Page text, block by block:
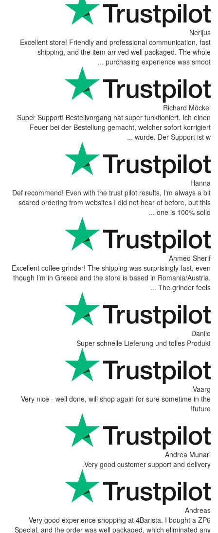
Excellent store! Friendly and
shipping, and the item arrived
Super Support! Bestellvorgang hat
Feuer bei der Bestellung
Def recommend! Even with the trust
scared ordering from websites I did
Excellent coffee grinder! The shipping
though I’m in Greece and the store is
Super schnelle
Very nice - well done, will shop
Very good
Very good experience shopping
Special, and the order was well